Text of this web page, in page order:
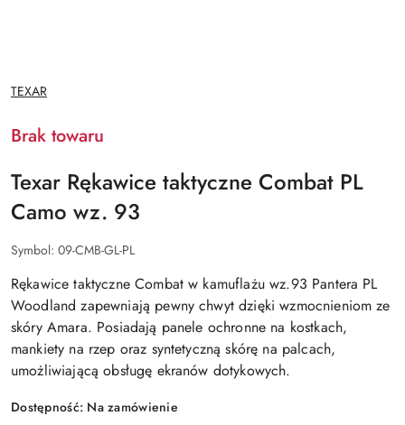
NAZWA
PRODUCENTA:
TEXAR
Brak towaru
Texar Rękawice taktyczne Combat PL
Camo wz. 93
Symbol: 09-CMB-GL-PL
Rękawice taktyczne Combat w kamuflażu wz.93 Pantera PL
Woodland zapewniają pewny chwyt dzięki wzmocnieniom ze
skóry Amara. Posiadają panele ochronne na kostkach,
mankiety na rzep oraz syntetyczną skórę na palcach,
umożliwiającą obsługę ekranów dotykowych.
Dostępność: Na zamówienie